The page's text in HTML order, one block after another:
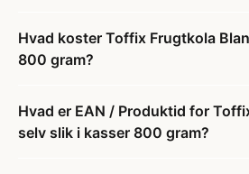
Hvad koster Toffix Frugtkola
800 gram?
Hvad er EAN / Produktid for
selv slik i kasser 800 gram?